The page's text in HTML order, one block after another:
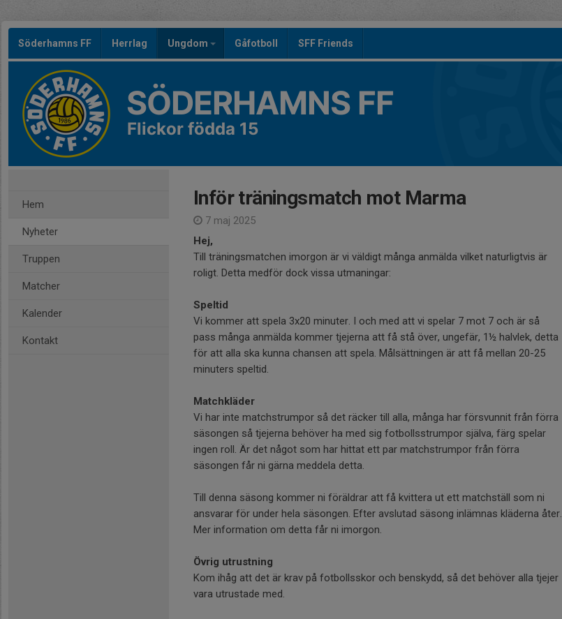
Söderhamns FF Herrlag Ungdom Gåfotboll SFF Friends
SÖDERHAMNS FF
Flickor födda 15
Hem
Nyheter
Truppen
Matcher
Kalender
Kontakt
Inför träningsmatch mot Marma
7 maj 2025
Hej,
Till träningsmatchen imorgon är vi väldigt många anmälda vilket naturligtvis är
roligt. Detta medför dock vissa utmaningar:
Speltid
Vi kommer att spela 3x20 minuter. I och med att vi spelar 7 mot 7 och är så
pass många anmälda kommer tjejerna att få stå över, ungefär, 1½ halvlek, detta
för att alla ska kunna chansen att spela. Målsättningen är att få mellan 20-25
minuters speltid.
Matchkläder
Vi har inte matchstrumpor så det räcker till alla, många har försvunnit från förra
säsongen så tjejerna behöver ha med sig fotbollsstrumpor själva, färg spelar
ingen roll. Är det något som har hittat ett par matchstrumpor från förra
säsongen får ni gärna meddela detta.
Till denna säsong kommer ni föräldrar att få kvittera ut ett matchställ som ni
ansvarar för under hela säsongen. Efter avslutad säsong inlämnas kläderna åter.
Mer information om detta får ni imorgon.
Övrig utrustning
Kom ihåg att det är krav på fotbollsskor och benskydd, så det behöver alla tjejer
vara utrustade med.